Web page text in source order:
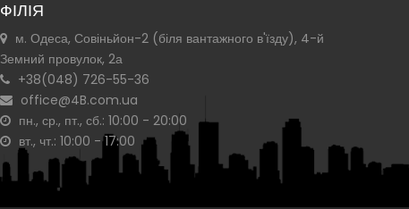
ФІЛІЯ
м. Одеса, Совіньйон-2 (біля вантажного в'їзду), 4-й
Земний провулок, 2а
+38(048) 726-55-36
office@4B.com.ua
пн., ср., пт., сб.: 10:00 - 20:00
вт., чт.: 10:00 - 17:00